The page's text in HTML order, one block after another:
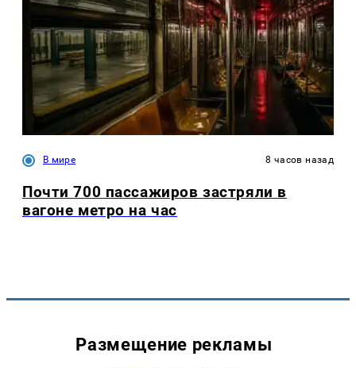
В мире 8 часов назад
Почти 700 пассажиров застряли в
вагоне метро на час
Размещение рекламы